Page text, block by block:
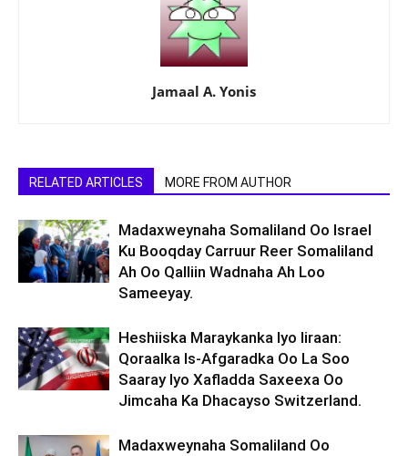
Jamaal A. Yonis
RELATED ARTICLES MORE FROM AUTHOR
Madaxweynaha Somaliland Oo Israel
Ku Booqday Carruur Reer Somaliland
Ah Oo Qalliin Wadnaha Ah Loo
Sameeyay.
Heshiiska Maraykanka Iyo Iiraan:
Qoraalka Is-Afgaradka Oo La Soo
Saaray Iyo Xafladda Saxeexa Oo
Jimcaha Ka Dhacayso Switzerland.
Madaxweynaha Somaliland Oo